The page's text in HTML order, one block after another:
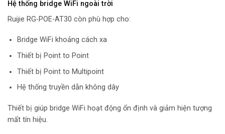
Hệ thống bridge WiFi ngoài trời
Ruijie RG-POE-AT30 còn phù hợp cho:
Bridge WiFi khoảng cách xa
Thiết bị Point to Point
Thiết bị Point to Multipoint
Hệ thống truyền dẫn không dây
Thiết bị giúp bridge WiFi hoạt động ổn định và giảm hiện tượng
mất tín hiệu.